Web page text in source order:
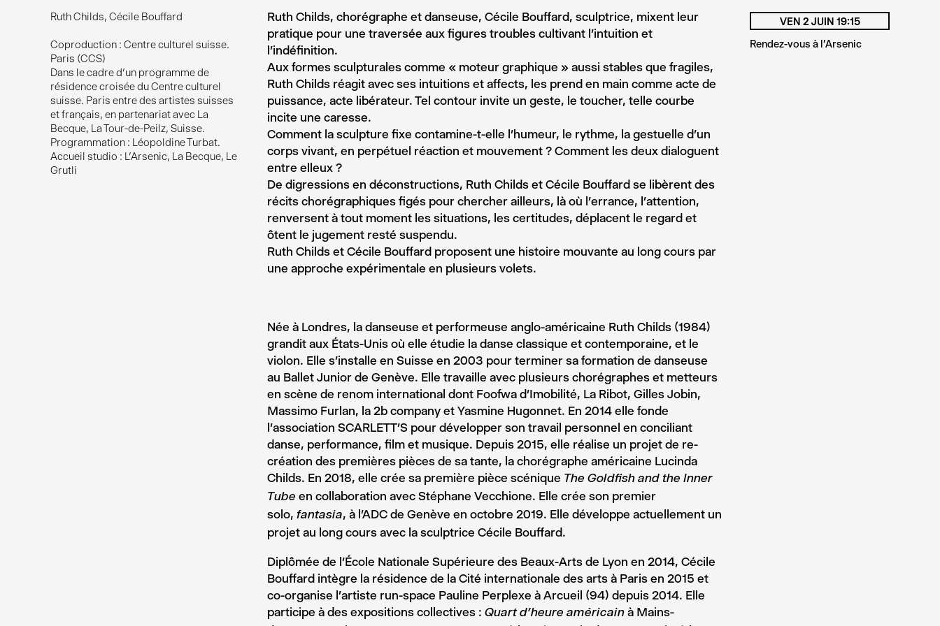
Ruth Childs, Cécile Bouffard
Coproduction : Centre culturel suisse.
Paris (CCS)
Dans le cadre d’un programme de
résidence croisée du Centre culturel
suisse. Paris entre des artistes suisses
et français, en partenariat avec La
Becque, La Tour-de-Peilz, Suisse.
Programmation : Léopoldine Turbat.
Accueil studio : L’Arsenic, La Becque, Le
Grutli
Ruth Childs, chorégraphe et danseuse, Cécile Bouffard, sculptrice, mixent leur
pratique pour une traversée aux figures troubles cultivant l’intuition et
l’indéfinition.
Aux formes sculpturales comme « moteur graphique » aussi stables que fragiles,
Ruth Childs réagit avec ses intuitions et affects, les prend en main comme acte de
puissance, acte libérateur. Tel contour invite un geste, le toucher, telle courbe
incite une caresse.
Comment la sculpture fixe contamine-t-elle l’humeur, le rythme, la gestuelle d’un
corps vivant, en perpétuel réaction et mouvement ? Comment les deux dialoguent
entre elleux ?
De digressions en déconstructions, Ruth Childs et Cécile Bouffard se libèrent des
récits chorégraphiques figés pour chercher ailleurs, là où l’errance, l’attention,
renversent à tout moment les situations, les certitudes, déplacent le regard et
ôtent le jugement resté suspendu.
Ruth Childs et Cécile Bouffard proposent une histoire mouvante au long cours par
une approche expérimentale en plusieurs volets.
Née à Londres, la danseuse et performeuse anglo-américaine Ruth Childs (1984)
grandit aux États-Unis où elle étudie la danse classique et contemporaine, et le
violon. Elle s’installe en Suisse en 2003 pour terminer sa formation de danseuse
au Ballet Junior de Genève. Elle travaille avec plusieurs chorégraphes et metteurs
en scène de renom international dont Foofwa d’Imobilité, La Ribot, Gilles Jobin,
Massimo Furlan, la 2b company et Yasmine Hugonnet. En 2014 elle fonde
l’association SCARLETT’S pour développer son travail personnel en conciliant
danse, performance, film et musique. Depuis 2015, elle réalise un projet de re-
création des premières pièces de sa tante, la chorégraphe américaine Lucinda
Childs. En 2018, elle crée sa première pièce scénique The Goldfish and the Inner
Tube en collaboration avec Stéphane Vecchione. Elle crée son premier
solo, fantasia, à l’ADC de Genève en octobre 2019. Elle développe actuellement un
projet au long cours avec la sculptrice Cécile Bouffard.
Diplômée de l’École Nationale Supérieure des Beaux-Arts de Lyon en 2014, Cécile
Bouffard intègre la résidence de la Cité internationale des arts à Paris en 2015 et
co-organise l’artiste run-space Pauline Perplexe à Arcueil (94) depuis 2014. Elle
participe à des expositions collectives : Quart d’heure américain à Mains-
VEN 2 JUIN 19:15
Rendez-vous à l'Arsenic